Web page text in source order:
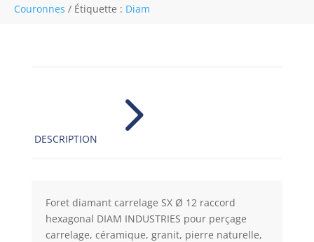
Couronnes
Étiquette : Diam
DESCRIPTION 5
Foret diamant carrelage SX Ø 12 raccord
hexagonal DIAM INDUSTRIES pour perçage
carrelage, céramique, granit, pierre naturelle,